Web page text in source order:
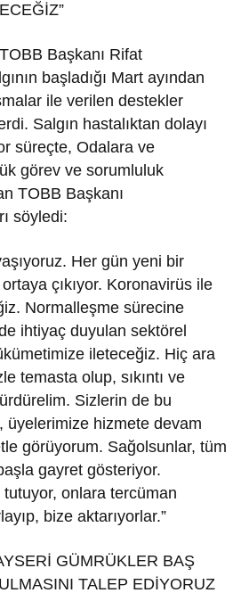
Başkanı Rifat
başladığı Mart ayından
ile verilen destekler
Salgın hastalıktan dolayı
süreçte, Odalara ve
görev ve sorumluluk
TOBB Başkanı
söyledi:
Her gün yeni bir
ortaya çıkıyor. Koronavirüs ile
Normalleşme sürecine
ihtiyaç duyulan sektörel
ileteceğiz. Hiç ara
temasta olup, sıkıntı ve
Sizlerin de bu
üyelerimize hizmete devam
görüyorum. Sağolsunlar, tüm
gayret gösteriyor.
tutuyor, onlara tercüman
bize aktarıyorlar.”
GÜMRÜKLER BAŞ
TALEP EDİYORUZ